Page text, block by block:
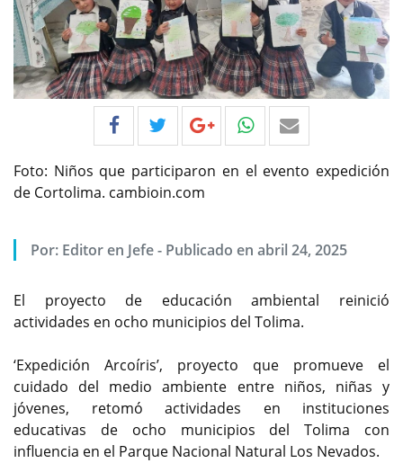
Foto: Niños que participaron en el evento expedición
de Cortolima. cambioin.com
Por: Editor en Jefe- Publicado en abril 24, 2025
El proyecto de educación ambiental reinició
actividades en ocho municipios del Tolima.
‘Expedición Arcoíris’, proyecto que promueve el
cuidado del medio ambiente entre niños, niñas y
jóvenes, retomó actividades en instituciones
educativas de ocho municipios del Tolima con
influencia en el Parque Nacional Natural Los Nevados.